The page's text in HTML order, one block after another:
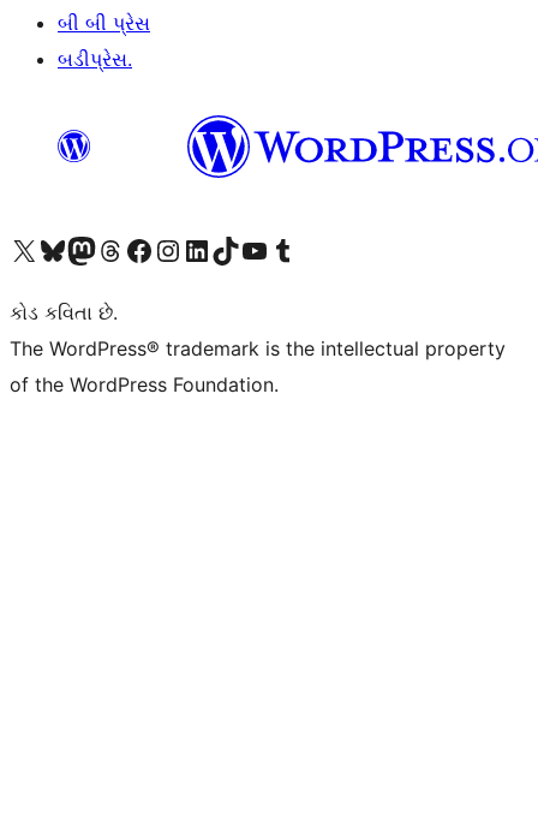
બી બી પ્રેસ
બડીપ્રેસ.
અમારા X (અગાઉ ટ્વિટર) એકાઉન્ટની મુલાકાત લોઅમારા Bluesky એકાઉન્ટની મુલાકાત લોઅમારા માસ્ટોડોન એકાઉન્ટની મુલાકાત લોઅમારા Threads એકાઉન્ટની મુલાકાત લો અમારા ફેસબુક પેજની મુલાકાત લોઅમારા ઇન્સ્ટાગ્રામ એકાઉન્ટની મુલાકાત લો અમારા LinkedIn એકાઉન્ટની મુલાકાત લોઅમારા TikTok એકાઉન્ટની મુલાકાત લોઅમારી YouTube ચેનલની મુલાકાત લો અમારા Tumblr એકાઉન્ટની મુલાકાત લો
કોડ કવિતા છે.
The WordPress® trademark is the intellectual property
of the WordPress Foundation.